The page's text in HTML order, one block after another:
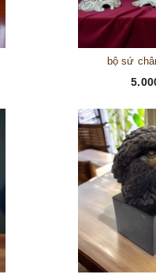
bộ sứ